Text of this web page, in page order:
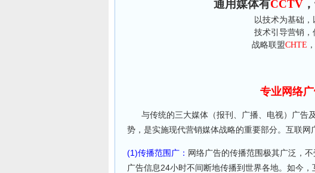
通用媒体有CCTV
以技术为基础，
技术引导营销，
战略联盟CHTE
专业网络
与传统的三大媒体（报刊、广播、电视）广告
势，是实施现代营销媒体战略的重要部分。互联网
(1)传播范围广： 网络广告的传播范围极其广泛，
广告信息24小时不间断地传播到世界各地。如今